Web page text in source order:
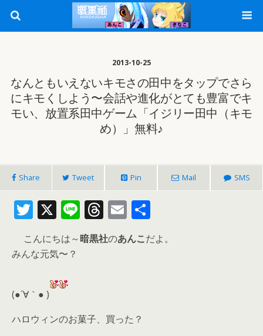
2013-10-25
なんともいえないキモさの田中をタップでさら
にキモくしよう〜会話や進化がとても豊富でキ
モい、放置系田中ゲーム「イジリー田中（キモ
め）」無料♪
Share Tweet Pin Mail SMS
T
w
itt
er
X Li
n
e
T
h
re
E
m
ai
有
こんにちは～暗黒社のあんこだよ。
みんな元気〜？
(●´∀｀● )
ハロウィンのお菓子、買った？